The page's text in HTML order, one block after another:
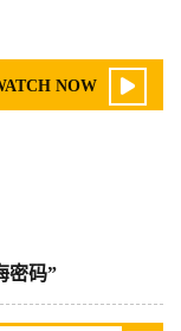
NOW 
密码”